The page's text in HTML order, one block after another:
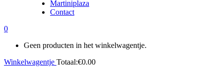
Martiniplaza
Contact
0
Geen producten in het winkelwagentje.
Winkelwagentje Totaal:€0.00